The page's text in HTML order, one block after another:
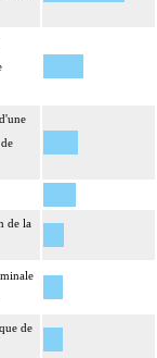
de la
de